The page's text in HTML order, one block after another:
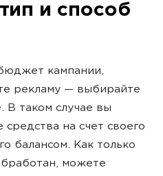
и способ
кампании,
рекламу — выбирайте
В таком случае вы
средства на счет своего
балансом. Как только
можете